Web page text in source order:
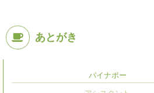
あとがき
パイナポー